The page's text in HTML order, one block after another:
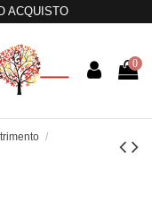
ACQUISTO
0